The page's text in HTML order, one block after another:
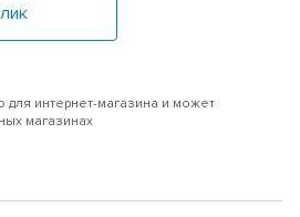
для интернет-магазина и может
магазинах